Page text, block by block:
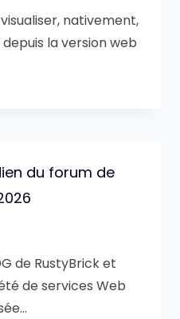
nativement,
la version web
du forum de
de RustyBrick et
de services Web